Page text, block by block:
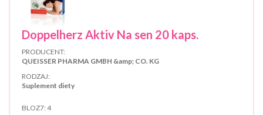
Doppelherz Aktiv Na sen 20 kaps.
PRODUCENT:
QUEISSER PHARMA GMBH &amp; CO. KG
RODZAJ:
Suplement diety
BLOZ7: 4